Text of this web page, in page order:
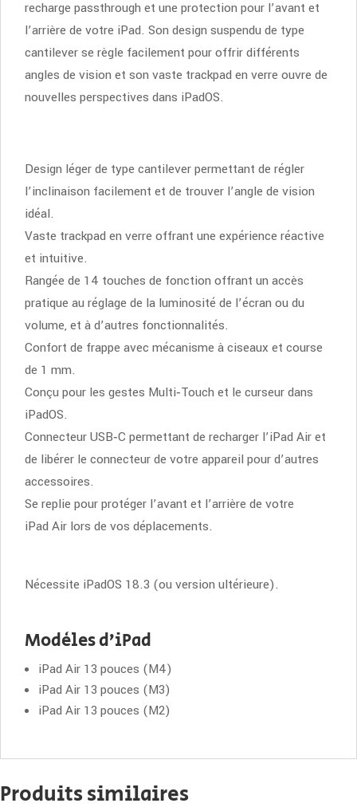
recharge passthrough et une protection pour l’avant et
l’arrière de votre iPad. Son design suspendu de type
cantilever se règle facilement pour offrir différents
angles de vision et son vaste trackpad en verre ouvre de
nouvelles perspectives dans iPadOS.
Design léger de type cantilever permettant de régler
l’inclinaison facilement et de trouver l’angle de vision
idéal.
Vaste trackpad en verre offrant une expérience réactive
et intuitive.
Rangée de 14 touches de fonction offrant un accès
pratique au réglage de la luminosité de l’écran ou du
volume, et à d’autres fonctionnalités.
Confort de frappe avec mécanisme à ciseaux et course
de 1 mm.
Conçu pour les gestes Multi‑Touch et le curseur dans
iPadOS.
Connecteur USB‑C permettant de recharger l’iPad Air et
de libérer le connecteur de votre appareil pour d’autres
accessoires.
Se replie pour protéger l’avant et l’arrière de votre
iPad Air lors de vos déplacements.
Nécessite iPadOS 18.3 (ou version ultérieure).
Modèles d’iPad
iPad Air 13 pouces (M4)
iPad Air 13 pouces (M3)
iPad Air 13 pouces (M2)
Produits similaires